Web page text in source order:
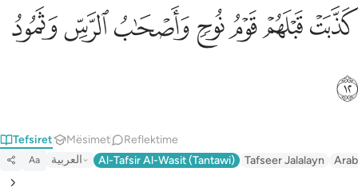
كذبت قبلهم قوم نوح واصحاب الرس وثمود ١٢
كَذَّبَتْ قَبْلَهُمْ قَوْمُ نُوحٍۢ وَأَصْحَـٰبُ ٱلرَّسِّ وَثَمُودُ ١٢
ﲫﲬﲭﲮﲯﲰﲱ
ﲲ
Tefsiret Mësimet Reflektime
Aa العربية Al-Tafsir Al-Wasit (Tantawi) Tafseer Jalalayn